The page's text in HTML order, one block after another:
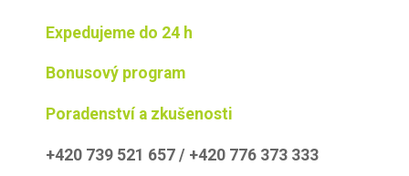
Expedujeme do 24 h
Bonusový program
Poradenství a zkušenosti
+420 739 521 657 / +420 776 373 333